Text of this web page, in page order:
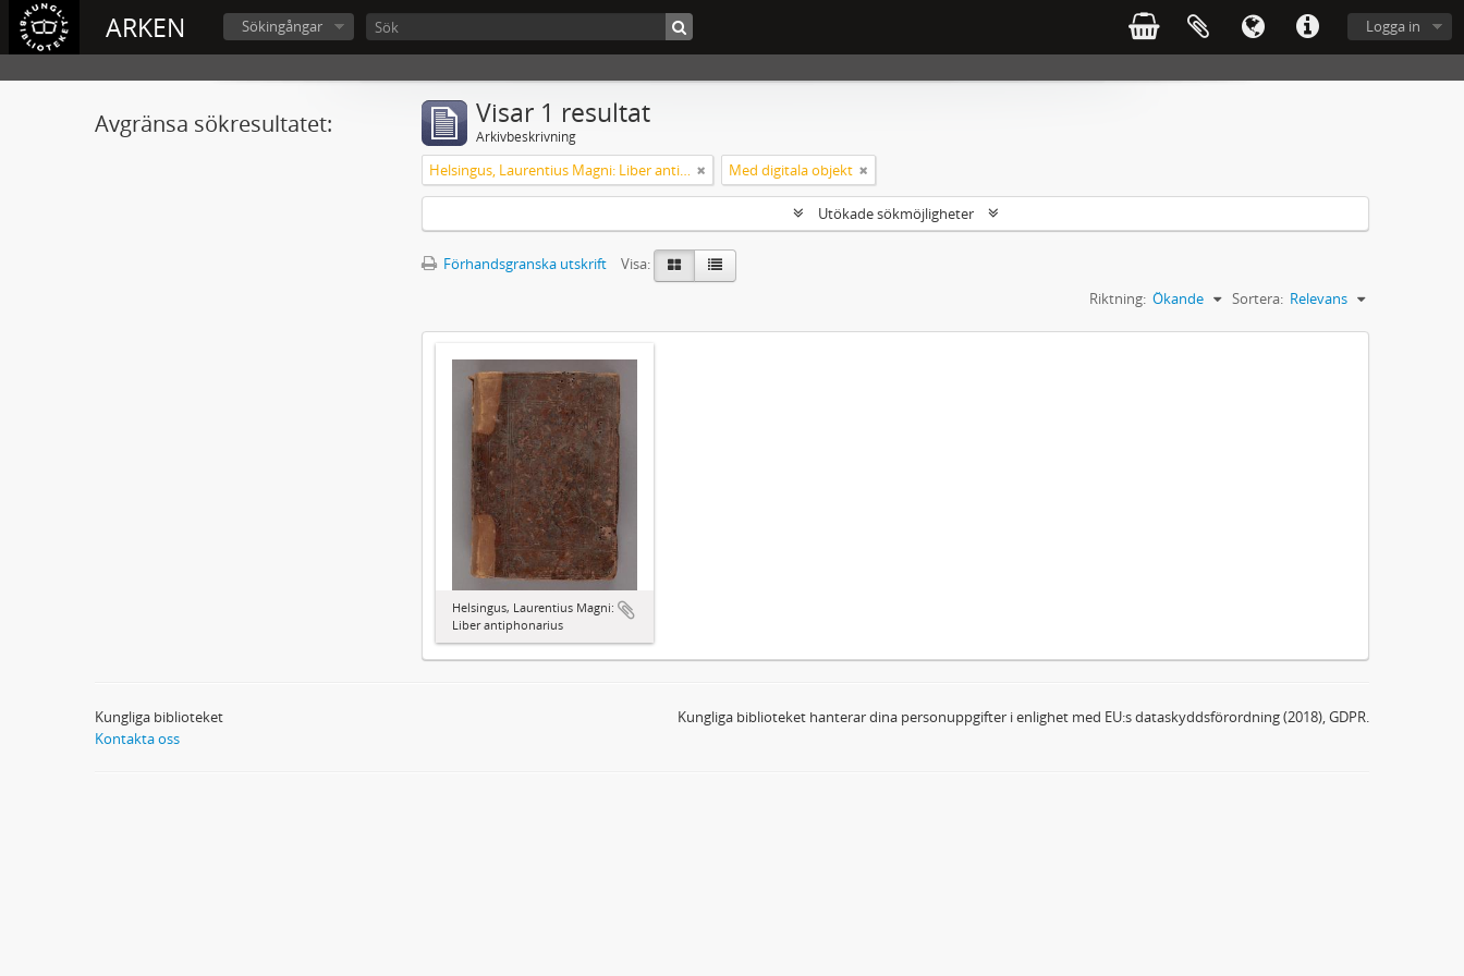
ARKEN Logga in
Sökingångar
Avgränsa sökresultatet: Visar 1 resultat
Arkivbeskrivning
Helsingus, Laurentius Magni: Liber antiphonarius Med digitala objekt
Utökade sökmöjligheter
Förhandsgranska utskrift
Visa:
Sortera: Relevans
Riktning: Ökande
Helsingus, Laurentius Magni:
Liber antiphonarius
Kungliga biblioteket
Kontakta oss
Kungliga biblioteket hanterar dina personuppgifter i enlighet med EU:s dataskyddsförordning (2018), GDPR.